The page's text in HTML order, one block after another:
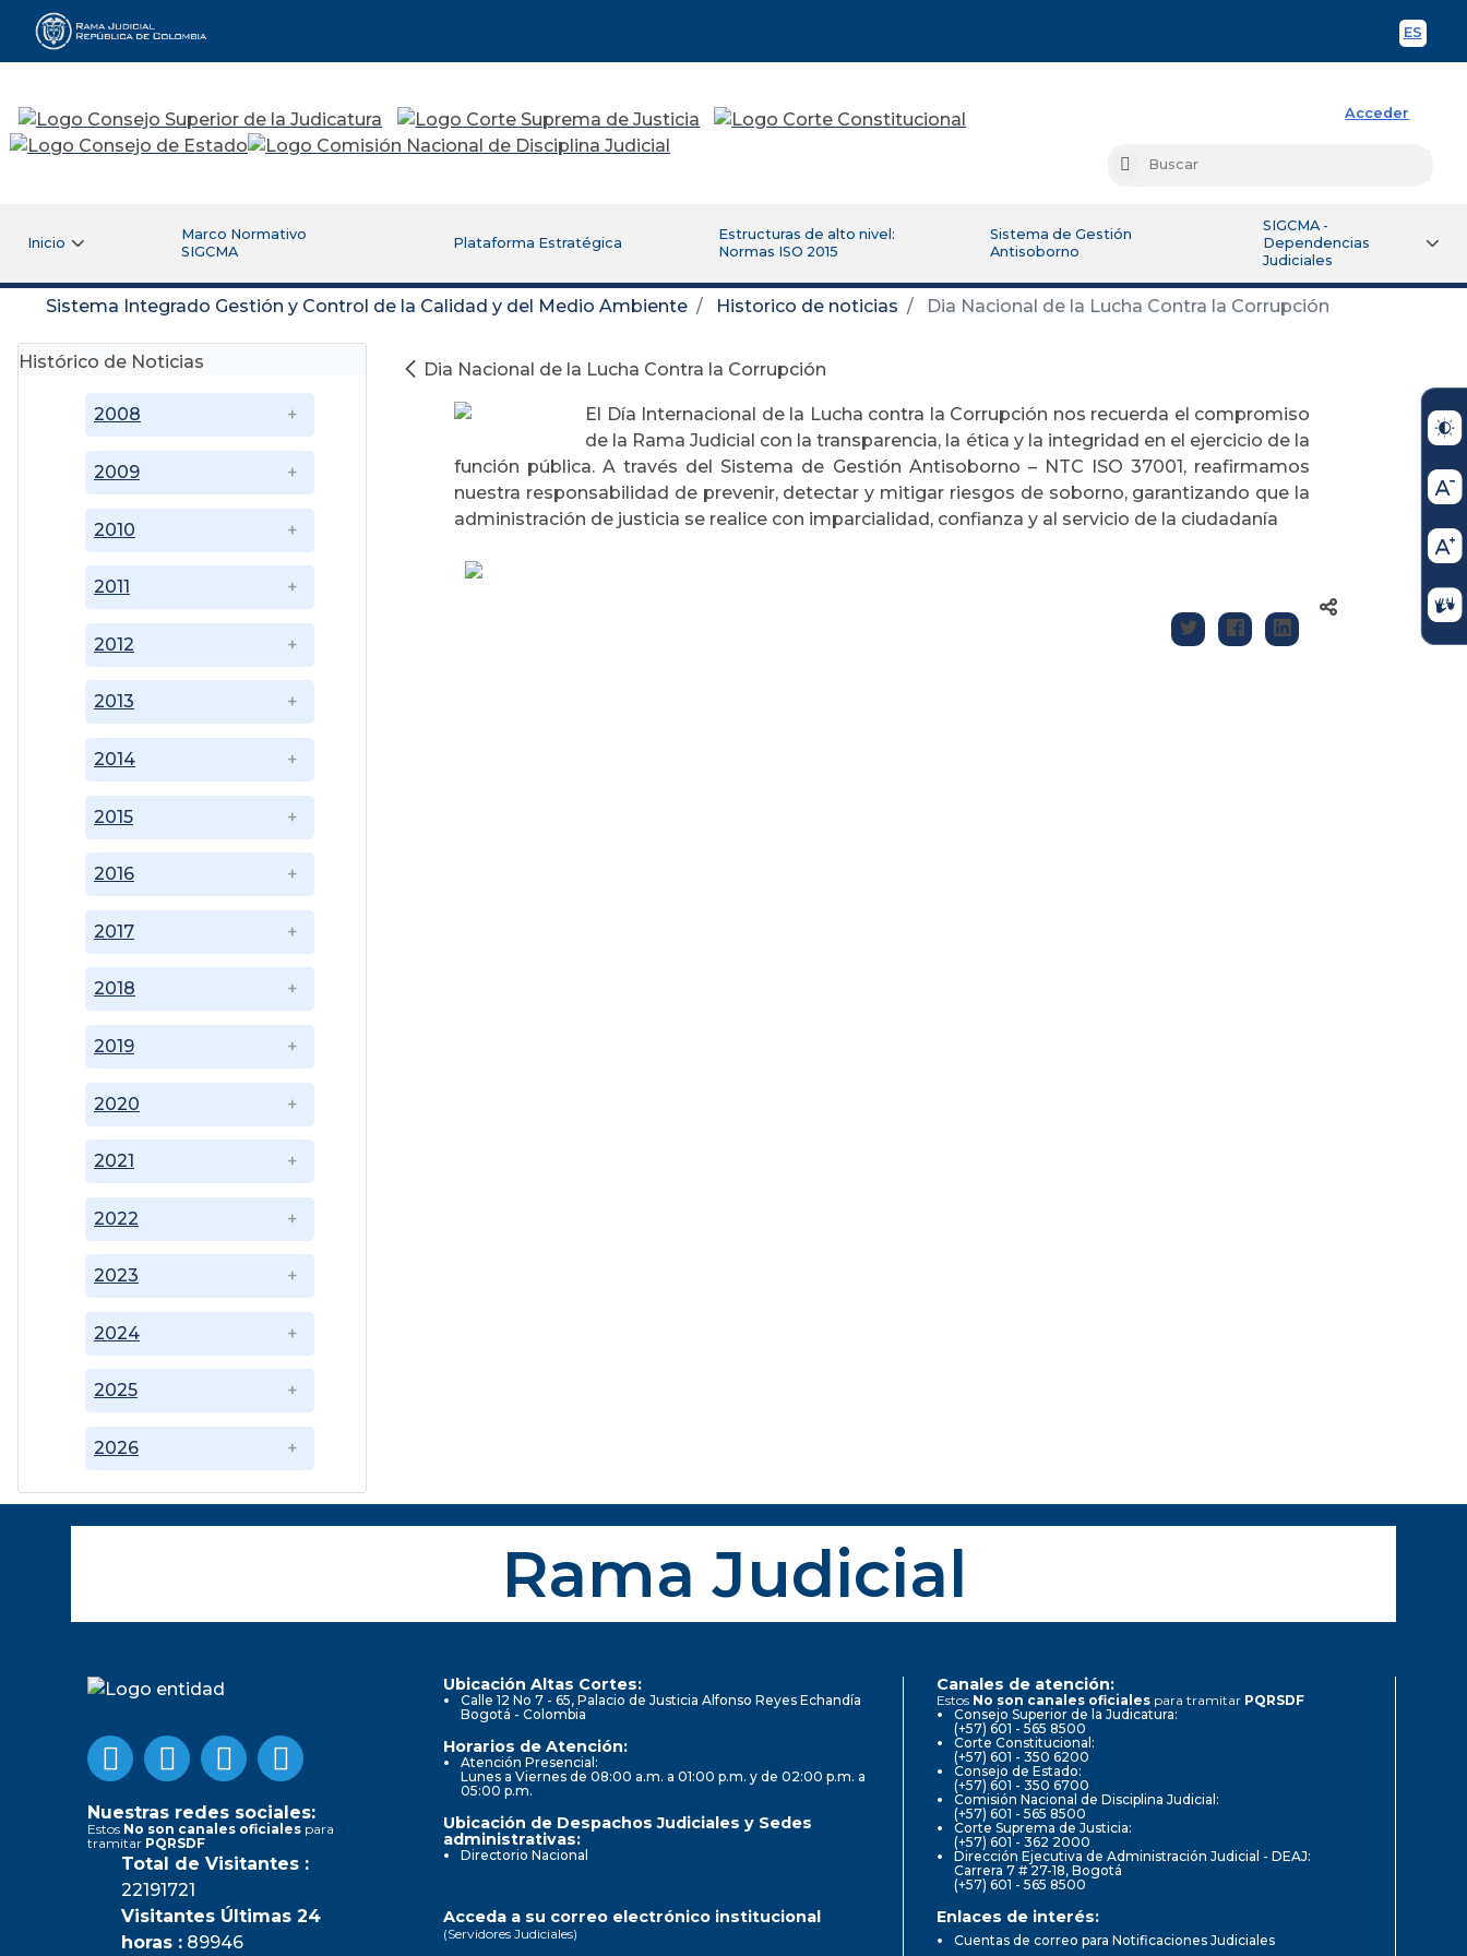
ES
Rama Judicial
Acceder
Buscar
Inicio
Marco Normativo
SIGCMA
Plataforma Estratégica
Estructuras de alto nivel:
Normas ISO 2015
Sistema de Gestión
Antisoborno
SIGCMA -
Dependencias
Judiciales
Sistema Integrado Gestión y Control de la Calidad y del Medio Ambiente Historico de noticias Dia Nacional de la Lucha Contra la Corrupción
Histórico de Noticias
2008
2009
2010
2011
2012
2013
2014
2015
2016
2017
2018
2019
2020
2021
2022
2023
2024
2025
2026
Dia Nacional de la Lucha Contra la Corrupción
El Día Internacional de la Lucha contra la Corrupción nos recuerda el compromiso
de la Rama Judicial con la transparencia, la ética y la integridad en el ejercicio de la
función pública. A través del Sistema de Gestión Antisoborno – NTC ISO 37001, reafirmamos
nuestra responsabilidad de prevenir, detectar y mitigar riesgos de soborno, garantizando que la
administración de justicia se realice con imparcialidad, confianza y al servicio de la ciudadanía
Rama Judicial
Nuestras redes sociales:
Estos No son canales oficiales para
tramitar PQRSDF
Total de Visitantes :
22191721
Visitantes Últimas 24
horas : 89946
Ubicación Altas Cortes:
Calle 12 No 7 - 65, Palacio de Justicia Alfonso Reyes Echandía
Bogotá - Colombia
Horarios de Atención:
Atención Presencial:
Lunes a Viernes de 08:00 a.m. a 01:00 p.m. y de 02:00 p.m. a
05:00 p.m.
Ubicación de Despachos Judiciales y Sedes
administrativas:
Directorio Nacional
Canales de atención:
Estos No son canales oficiales para tramitar PQRSDF
Consejo Superior de la Judicatura:
(+57) 601 - 565 8500
Corte Constitucional:
(+57) 601 - 350 6200
Consejo de Estado:
(+57) 601 - 350 6700
Comisión Nacional de Disciplina Judicial:
(+57) 601 - 565 8500
Corte Suprema de Justicia:
(+57) 601 - 362 2000
Dirección Ejecutiva de Administración Judicial - DEAJ:
Carrera 7 # 27-18, Bogotá
(+57) 601 - 565 8500
Acceda a su correo electrónico institucional
(Servidores Judiciales)
Enlaces de interés:
Cuentas de correo para Notificaciones Judiciales